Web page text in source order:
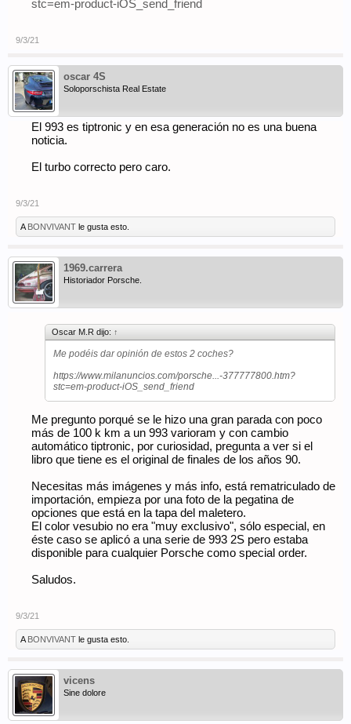
stc=em-product-iOS_send_friend
9/3/21
oscar 4S
Soloporschista Real Estate
El 993 es tiptronic y en esa generación no es una buena
noticia.
El turbo correcto pero caro.
9/3/21
A BONVIVANT le gusta esto.
1969.carrera
Historiador Porsche.
Oscar M.R dijo: ↑
Me podéis dar opinión de estos 2 coches?
https://www.milanuncios.com/porsche...-377777800.htm?
stc=em-product-iOS_send_friend
Me pregunto porqué se le hizo una gran parada con poco
más de 100 k km a un 993 varioram y con cambio
automático tiptronic, por curiosidad, pregunta a ver si el
libro que tiene es el original de finales de los años 90.
Necesitas más imágenes y más info, está rematriculado de
importación, empieza por una foto de la pegatina de
opciones que está en la tapa del maletero.
El color vesubio no era "muy exclusivo", sólo especial, en
éste caso se aplicó a una serie de 993 2S pero estaba
disponible para cualquier Porsche como special order.
Saludos.
9/3/21
A BONVIVANT le gusta esto.
vicens
Sine dolore